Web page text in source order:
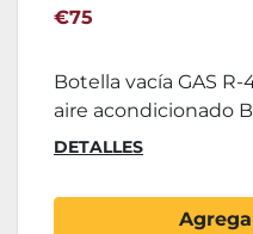
€75
Botella vacía GAS R-
aire acondicionado
DETALLES